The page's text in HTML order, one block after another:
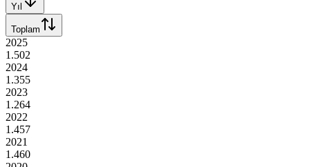
Yıl
Toplam
2025
1.502
2024
1.355
2023
1.264
2022
1.457
2021
1.460